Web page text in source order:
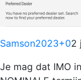
Samson2023+02
Je mag dat IMO